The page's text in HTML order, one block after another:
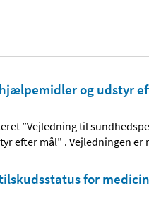
og udstyr
”Vejledning til
efter mål” . Vejledningen er
for